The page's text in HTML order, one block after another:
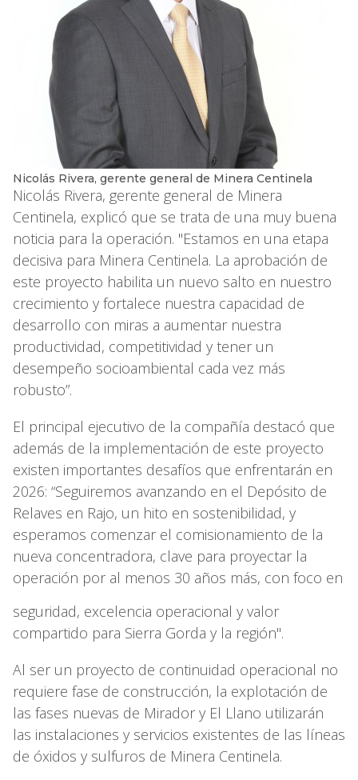
Nicolás Rivera, gerente general de Minera Centinela
Nicolás Rivera, gerente general de Minera
Centinela, explicó que se trata de una muy buena
noticia para la operación. "Estamos en una etapa
decisiva para Minera Centinela. La aprobación de
este proyecto habilita un nuevo salto en nuestro
crecimiento y fortalece nuestra capacidad de
desarrollo con miras a aumentar nuestra
productividad, competitividad y tener un
desempeño socioambiental cada vez más
robusto”.
El principal ejecutivo de la compañía destacó que
además de la implementación de este proyecto
existen importantes desafíos que enfrentarán en
2026: “Seguiremos avanzando en el Depósito de
Relaves en Rajo, un hito en sostenibilidad, y
esperamos comenzar el comisionamiento de la
nueva concentradora, clave para proyectar la
operación por al menos 30 años más, con foco en
seguridad, excelencia operacional y valor
compartido para Sierra Gorda y la región".
Al ser un proyecto de continuidad operacional no
requiere fase de construcción, la explotación de
las fases nuevas de Mirador y El Llano utilizarán
las instalaciones y servicios existentes de las líneas
de óxidos y sulfuros de Minera Centinela.